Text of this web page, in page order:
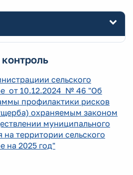
сельского
от 10.12.2024 № 46 "Об
профилактики рисков
охраняемым законом
муниципального
на территории сельского
на 2025 год"